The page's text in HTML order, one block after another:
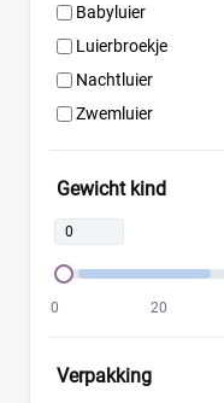
Naty
Pura
Rascal + Friends
SweetCare
Toujours
Trekpleister
Babyluier
Luierbroekje
Nachtluier
Zwemluier
Gewicht kind
0 20
Verpakking